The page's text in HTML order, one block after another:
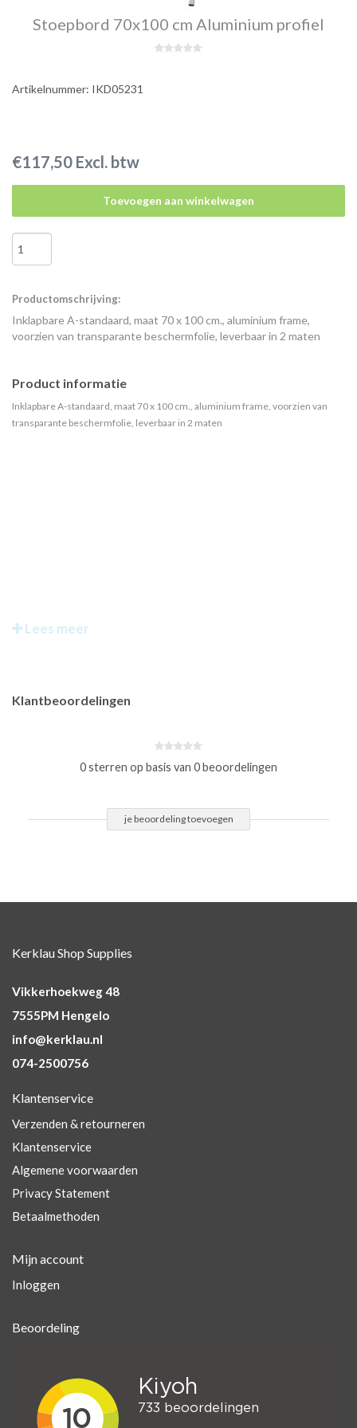
Stoepbord 70x100 cm Aluminium profiel
Artikelnummer: IKD05231
€117,50 Excl. btw
Toevoegen aan winkelwagen
Productomschrijving:
Inklapbare A-standaard, maat 70 x 100 cm., aluminium frame,
voorzien van transparante beschermfolie, leverbaar in 2 maten
Product informatie
Inklapbare A-standaard, maat 70 x 100 cm., aluminium frame, voorzien van
transparante beschermfolie, leverbaar in 2 maten
Lees meer
Klantbeoordelingen
0 sterren op basis van 0 beoordelingen
je beoordeling toevoegen
Kerklau Shop Supplies
Vikkerhoekweg 48
7555PM Hengelo
info@kerklau.nl
074-2500756
Klantenservice
Verzenden & retourneren
Klantenservice
Algemene voorwaarden
Privacy Statement
Betaalmethoden
Mijn account
Inloggen
Beoordeling